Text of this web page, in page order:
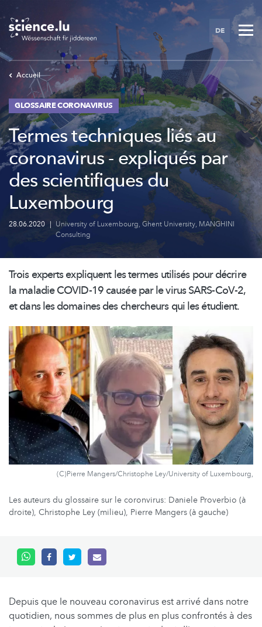
Skip
to
main
content
DE
Accueil
GLOSSAIRE CORONAVIRUS
Termes techniques liés au
coronavirus - expliqués par
des scientifiques du
Luxembourg
28.06.2020 | University of Luxembourg, Ghent University, MANGHINI
Consulting
Trois experts expliquent les termes utilisés pour décrire
la maladie COVID-19 causée par le virus SARS-CoV-2,
et dans les domaines des chercheurs qui les étudient.
(C)Pierre Mangers/Christophe Ley/University of Luxembourg,
Les auteurs du glossaire sur le coronvirus: Daniele Proverbio (à
droite), Christophe Ley (milieu), Pierre Mangers (à gauche)
Depuis que le nouveau coronavirus est arrivé dans notre
quotidien, nous sommes de plus en plus confrontés à des